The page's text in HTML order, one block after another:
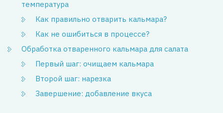
температура
Как правильно отварить кальмара?
Как не ошибиться в процессе?
Обработка отваренного кальмара для салата
Первый шаг: очищаем кальмара
Второй шаг: нарезка
Завершение: добавление вкуса